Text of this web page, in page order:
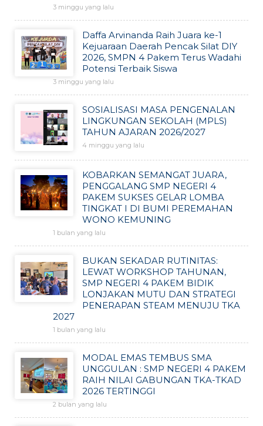
3 minggu yang lalu
Daffa Arvinanda Raih Juara ke-1
Kejuaraan Daerah Pencak Silat DIY
2026, SMPN 4 Pakem Terus Wadahi
Potensi Terbaik Siswa
3 minggu yang lalu
SOSIALISASI MASA PENGENALAN
LINGKUNGAN SEKOLAH (MPLS)
TAHUN AJARAN 2026/2027
4 minggu yang lalu
KOBARKAN SEMANGAT JUARA,
PENGGALANG SMP NEGERI 4
PAKEM SUKSES GELAR LOMBA
TINGKAT I DI BUMI PEREMAHAN
WONO KEMUNING
1 bulan yang lalu
BUKAN SEKADAR RUTINITAS:
LEWAT WORKSHOP TAHUNAN,
SMP NEGERI 4 PAKEM BIDIK
LONJAKAN MUTU DAN STRATEGI
PENERAPAN STEAM MENUJU TKA
2027
1 bulan yang lalu
MODAL EMAS TEMBUS SMA
UNGGULAN : SMP NEGERI 4 PAKEM
RAIH NILAI GABUNGAN TKA-TKAD
2026 TERTINGGI
2 bulan yang lalu